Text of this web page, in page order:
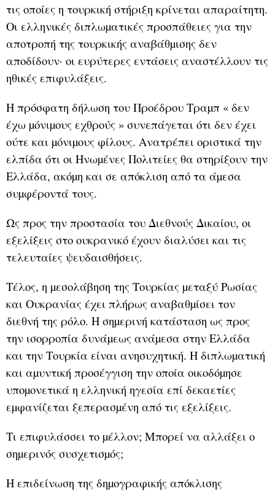
τις οποίες η τουρκική στήριξη κρίνεται απαραίτητη.
Οι ελληνικές διπλωµατικές προσπάθειες για την
αποτροπή της τουρκικής αναβάθµισης δεν
αποδίδουν· οι ευρύτερες εντάσεις αναστέλλουν τις
ηθικές επιφυλάξεις.
Η πρόσφατη δήλωση του Προέδρου Τραµπ « δεν
έχω µόνιµους εχθρούς » συνεπάγεται ότι δεν έχει
ούτε και µόνιµους φίλους. Ανατρέπει οριστικά την
ελπίδα ότι οι Ηνωµένες Πολιτείες θα στηρίξουν την
Ελλάδα, ακόµη και σε απόκλιση από τα άµεσα
συµφέροντά τους.
Ως προς την προστασία του Διεθνούς Δικαίου, οι
εξελίξεις στο ουκρανικό έχουν διαλύσει και τις
τελευταίες ψευδαισθήσεις.
Τέλος, η µεσολάβηση της Τουρκίας µεταξύ Ρωσίας
και Ουκρανίας έχει πλήρως αναβαθµίσει τον
διεθνή της ρόλο. Η σηµερινή κατάσταση ως προς
την ισορροπία δυνάµεως ανάµεσα στην Ελλάδα
και την Τουρκία είναι ανησυχητική. Η διπλωµατική
και αµυντική προσέγγιση την οποία οικοδόµησε
υποµονετικά η ελληνική ηγεσία επί δεκαετίες
εµφανίζεται ξεπερασµένη από τις εξελίξεις.
Τι επιφυλάσσει το µέλλον; Μπορεί να αλλάξει ο
σηµερινός συσχετισµός;
Η επιδείνωση της δηµογραφικής απόκλισης